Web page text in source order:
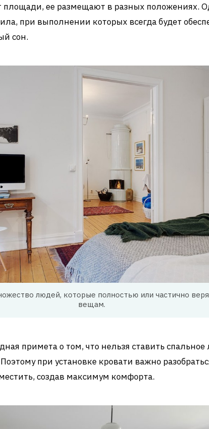
площади, ее размещают в разных положениях.
при выполнении которых всегда будет
сон.
людей, которые полностью или частично
вещам.
примета о том, что нельзя ставить спальное
при установке кровати важно
создав максимум комфорта.